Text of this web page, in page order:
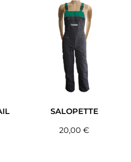
SALOPETTE
20,00 €